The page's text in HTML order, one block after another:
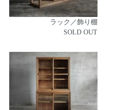
ラック／飾り棚
SOLD OUT